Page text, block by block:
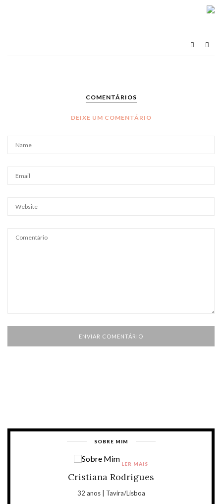
COMENTÁRIOS
DEIXE UM COMENTÁRIO
SOBRE MIM
Cristiana Rodrigues
32 anos | Tavira/Lisboa
LER MAIS